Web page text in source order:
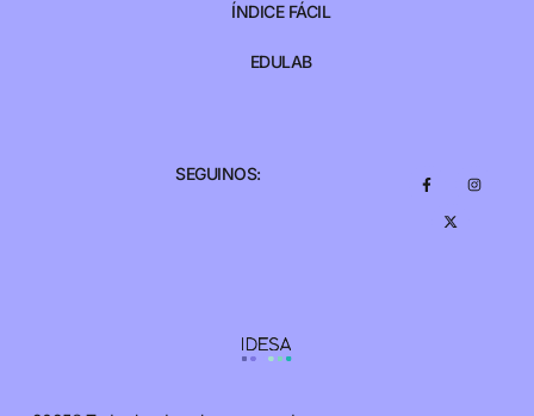
ÍNDICE FÁCIL
EDULAB
SEGUINOS: